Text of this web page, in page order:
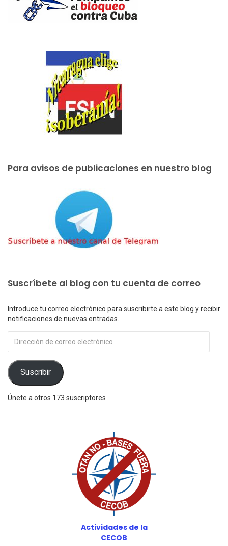
Para avisos de publicaciones en nuestro blog
Suscríbete al blog con tu cuenta de correo
Introduce tu correo electrónico para suscribirte a este blog y recibir
notificaciones de nuevas entradas.
de
correo
electrónico
Suscribir
Únete a otros 173 suscriptores
Actividades de la
CECOB